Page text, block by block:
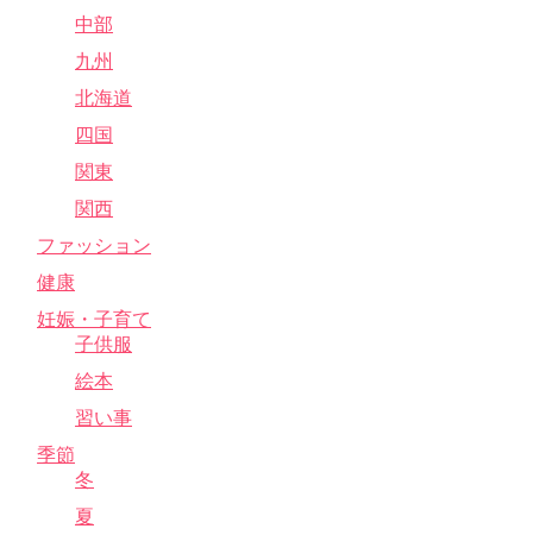
中部
九州
北海道
四国
関東
関西
ファッション
健康
妊娠・子育て
子供服
絵本
習い事
季節
冬
夏